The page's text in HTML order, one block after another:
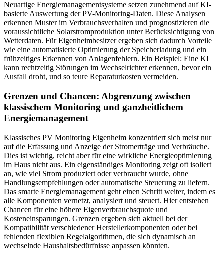
Neuartige Energiemanagementsysteme setzen zunehmend auf KI-
basierte Auswertung der PV-Monitoring-Daten. Diese Analysen
erkennen Muster im Verbrauchsverhalten und prognostizieren die
voraussichtliche Solarstromproduktion unter Berücksichtigung von
Wetterdaten. Für Eigenheimbesitzer ergeben sich dadurch Vorteile
wie eine automatisierte Optimierung der Speicherladung und ein
frühzeitiges Erkennen von Anlagenfehlern. Ein Beispiel: Eine KI
kann rechtzeitig Störungen im Wechselrichter erkennen, bevor ein
Ausfall droht, und so teure Reparaturkosten vermeiden.
Grenzen und Chancen: Abgrenzung zwischen
klassischem Monitoring und ganzheitlichem
Energiemanagement
Klassisches PV Monitoring Eigenheim konzentriert sich meist nur
auf die Erfassung und Anzeige der Stromerträge und Verbräuche.
Dies ist wichtig, reicht aber für eine wirkliche Energieoptimierung
im Haus nicht aus. Ein eigenständiges Monitoring zeigt oft isoliert
an, wie viel Strom produziert oder verbraucht wurde, ohne
Handlungsempfehlungen oder automatische Steuerung zu liefern.
Das smarte Energiemanagement geht einen Schritt weiter, indem es
alle Komponenten vernetzt, analysiert und steuert. Hier entstehen
Chancen für eine höhere Eigenverbrauchsquote und
Kosteneinsparungen. Grenzen ergeben sich aktuell bei der
Kompatibilität verschiedener Herstellerkomponenten oder bei
fehlenden flexiblen Regelalgorithmen, die sich dynamisch an
wechselnde Haushaltsbedürfnisse anpassen könnten.